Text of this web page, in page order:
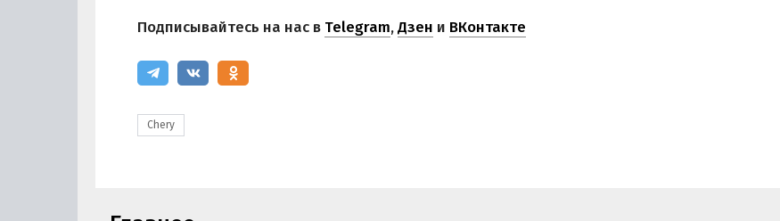
Подписывайтесь на нас в Telegram,Дзен и ВКонтакте
Chery